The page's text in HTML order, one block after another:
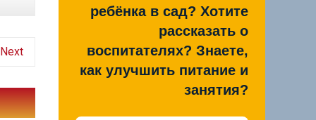
Next
ребёнка в сад? Хотите
рассказать о
воспитателях? Знаете,
как улучшить питание и
занятия?